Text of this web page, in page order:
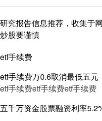
研究报告信息推荐，收集于
炒股要谨慎
etf手续费
etf手续费万0.6取消最低五元
etf手续费etf手续费etf手续费
五千万资金股票融资利率